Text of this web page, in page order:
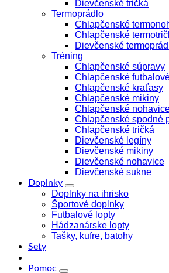
Dievčenské tričká
Termoprádlo
Chlapčenské
Chlapčenské
Dievčenské
Tréning
Chlapčenské súpravy
Chlapčenské
Chlapčenské kraťasy
Chlapčenské mikiny
Chlapčenské
Chlapčenské spodné
Chlapčenské tričká
Dievčenské legíny
Dievčenské mikiny
Dievčenské nohavice
Dievčenské sukne
Doplnky
Doplnky na ihrisko
Športové doplnky
Futbalové lopty
Hádzanárske lopty
Tašky, kufre, batohy
Sety
Pomoc